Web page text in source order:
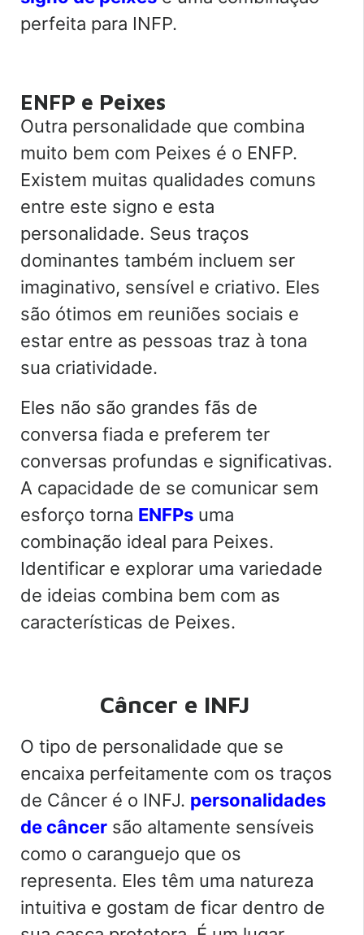
perfeita para INFP.
ENFP e Peixes
Outra personalidade que combina
muito bem com Peixes é o ENFP.
Existem muitas qualidades comuns
entre este signo e esta
personalidade. Seus traços
dominantes também incluem ser
imaginativo, sensível e criativo. Eles
são ótimos em reuniões sociais e
estar entre as pessoas traz à tona
sua criatividade.
Eles não são grandes fãs de
conversa fiada e preferem ter
conversas profundas e significativas.
A capacidade de se comunicar sem
esforço torna ENFPs uma
combinação ideal para Peixes.
Identificar e explorar uma variedade
de ideias combina bem com as
características de Peixes.
Câncer e INFJ
O tipo de personalidade que se
encaixa perfeitamente com os traços
de Câncer é o INFJ. personalidades
de câncer são altamente sensíveis
como o caranguejo que os
representa. Eles têm uma natureza
intuitiva e gostam de ficar dentro de